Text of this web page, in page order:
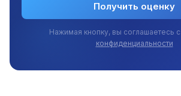
Получить оценку
Нажимая кнопку, вы соглашаетесь с
конфиденциальности